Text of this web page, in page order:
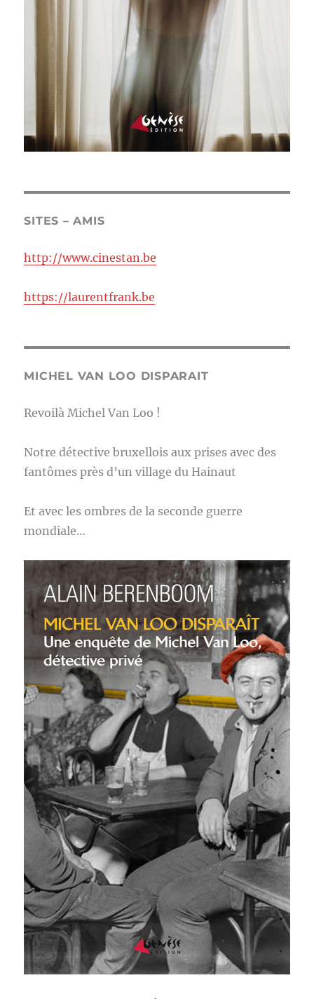
SITES – AMIS
http://www.cinestan.be
https://laurentfrank.be
MICHEL VAN LOO DISPARAIT
Revoilà Michel Van Loo !
Notre détective bruxellois aux prises avec des
fantômes près d’un village du Hainaut
Et avec les ombres de la seconde guerre
mondiale…